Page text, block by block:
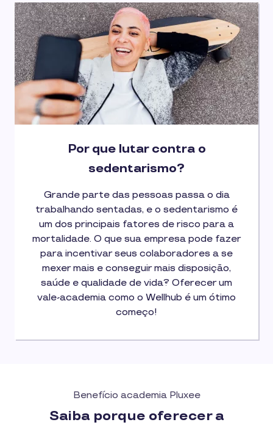
Por que lutar contra o
sedentarismo?
Grande parte das pessoas passa o dia
trabalhando sentadas, e o sedentarismo é
um dos principais fatores de risco para a
mortalidade. O que sua empresa pode fazer
para incentivar seus colaboradores a se
mexer mais e conseguir mais disposição,
saúde e qualidade de vida? Oferecer um
vale-academia como o Wellhub é um ótimo
começo!
Benefício academia Pluxee
Saiba porque oferecer a